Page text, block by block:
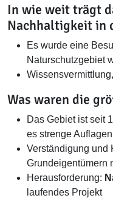
In wie weit trägt
Nachhaltigkeit in
Es wurde eine
Naturschutzgebiet
Was waren die
Das Gebiet ist seit
es strenge Auflagen
Verständigung und
Grundeigentümern
Herausforderung:
laufendes Projekt